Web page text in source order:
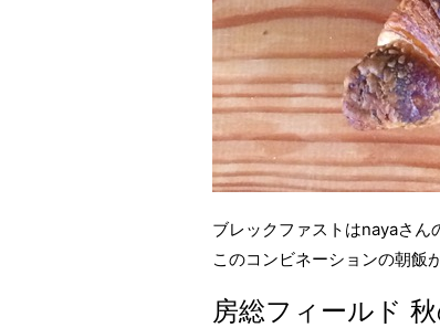
ブレックファストはnayaさん
このコンビネーションの朝飯
房総フィールド